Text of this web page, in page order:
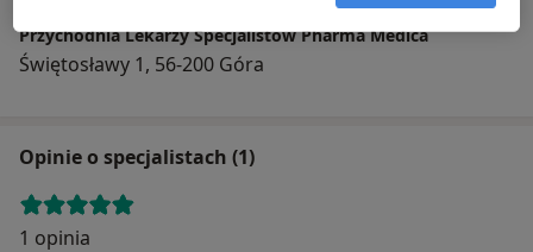
Przychodnia Lekarzy Specjalistów Pharma Medica
Świętosławy 1, 56-200 Góra
Opinie o specjalistach (1)
1 opinia